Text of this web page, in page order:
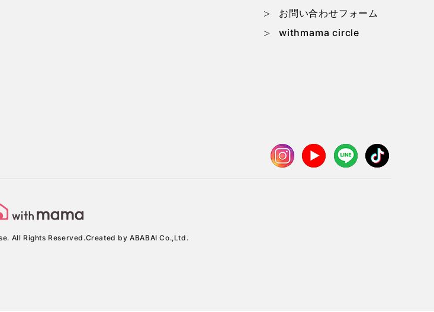
お問い合わせフォーム
withmama circle
All Rights Reserved.Created byABABAI Co.,Ltd.